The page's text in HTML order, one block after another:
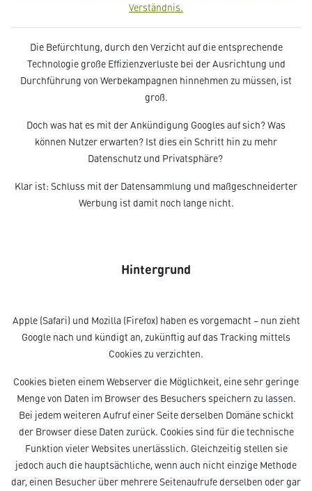
Verständnis.­­
Die Befürchtung, durch den Verzicht auf die entsprechende
Technologie große Effizienzverluste bei der Ausrichtung und
Durchführung von Werbekampagnen hinnehmen zu müssen, ist
groß.
Doch was hat es mit der Ankündigung Googles auf sich? Was
können Nutzer erwarten? Ist dies ein Schritt hin zu mehr
Datenschutz und Privatsphäre?
Klar ist: Schluss mit der Datensammlung und maßgeschneiderter
Werbung ist damit noch lange nicht.
Hintergrund
Apple (Safari) und Mozilla (Firefox) haben es vorgemacht – nun zieht
Google nach und kündigt an, zukünftig auf das Tracking mittels
Cookies zu verzichten.
Cookies bieten einem Webserver die Möglichkeit, eine sehr geringe
Menge von Daten im Browser des Besuchers speichern zu lassen.
Bei jedem weiteren Aufruf einer Seite derselben Domäne schickt
der Browser diese Daten zurück. Cookies sind für die technische
Funktion vieler Websites unerlässlich. Gleichzeitig stellen sie
jedoch auch die hauptsächliche, wenn auch nicht einzige Methode
dar, einen Besucher über mehrere Seitenaufrufe derselben oder gar